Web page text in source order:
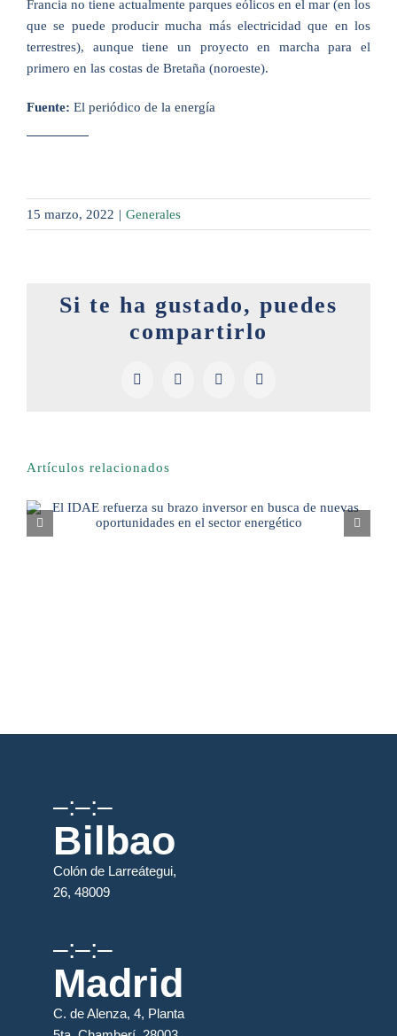
Francia no tiene actualmente parques eólicos en el mar (en los
que se puede producir mucha más electricidad que en los
terrestres), aunque tiene un proyecto en marcha para el
primero en las costas de Bretaña (noroeste).
Fuente: El periódico de la energía
15 marzo, 2022 | Generales
Si te ha gustado, puedes
compartirlo
Facebook
X LinkedInPinterest
Artículos relacionados
–:–:–
Bilbao
Colón de Larreátegui,
26, 48009
–:–:–
Madrid
C. de Alenza, 4, Planta